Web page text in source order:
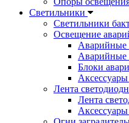
Светильники
Светильники
Освещение
Аварийные
Аварийные
Блоки
Лента
Лента